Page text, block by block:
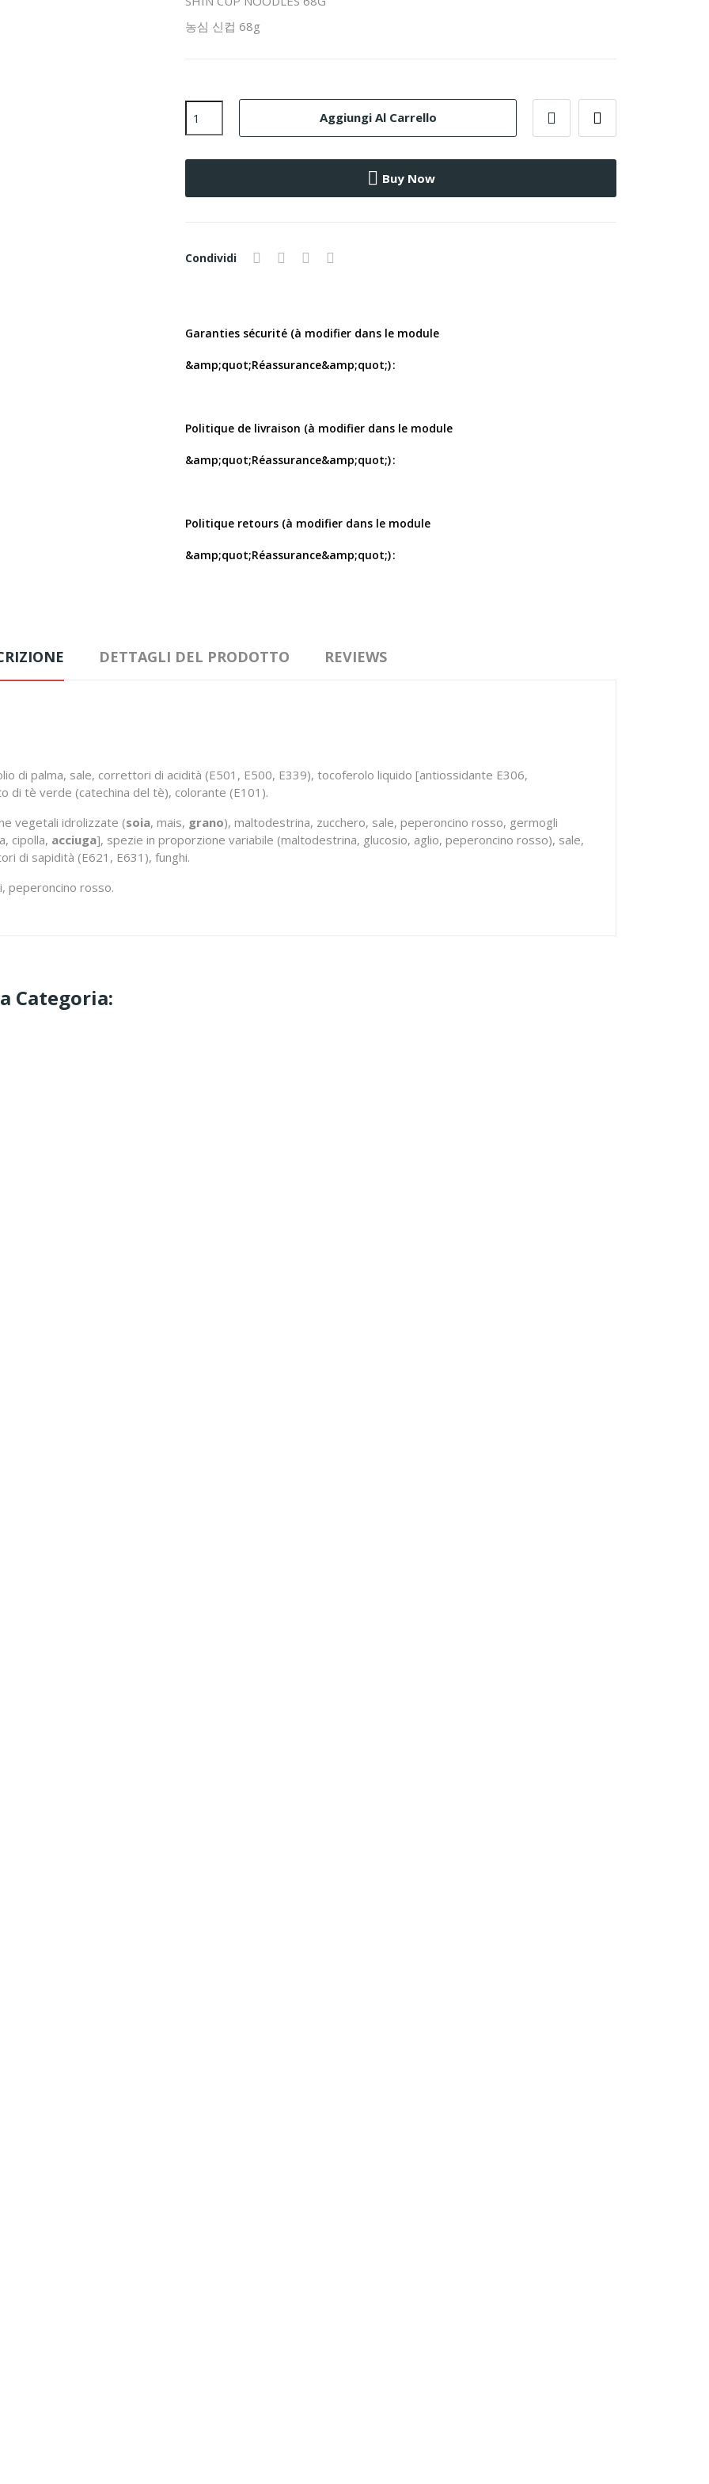
농심 신컵 68g
Aggiungi Al Carrello
Buy Now
Condividi
Garanties sécurité (à modifier dans le module
&amp;quot;Réassurance&amp;quot;)
Politique de livraison (à modifier dans le module
&amp;quot;Réassurance&amp;quot;)
Politique retours (à modifier dans le module
&amp;quot;Réassurance&amp;quot;)
DETTAGLI DEL PRODOTTO REVIEWS
di palma, sale, correttori di acidità (E501, E500, E339), tocoferolo liquido [antiossidante E306,
di tè verde (catechina del tè), colorante (E101).
vegetali idrolizzate (soia, mais, grano), maltodestrina, zucchero, sale, peperoncino rosso, germogli
cipolla, acciuga], spezie in proporzione variabile (maltodestrina, glucosio, aglio, peperoncino rosso), sale,
di sapidità (E621, E631), funghi.
peperoncino rosso.
Categoria: